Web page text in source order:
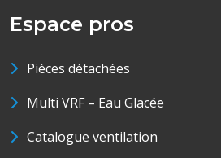
Espace pros
Pièces détachées
Multi VRF – Eau Glacée
Catalogue ventilation